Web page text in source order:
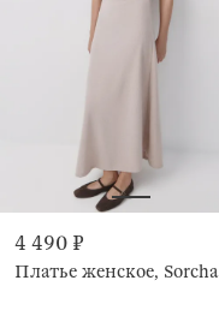
4 490 ₽
Платье женское, Sorcha